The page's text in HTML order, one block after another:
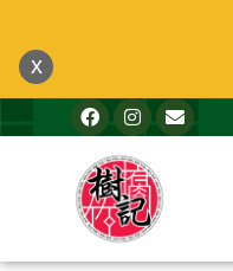
x
內
F
a
c
e
b
o
o
k
I
n
s
t
a
g
r
a
m
E
n
v